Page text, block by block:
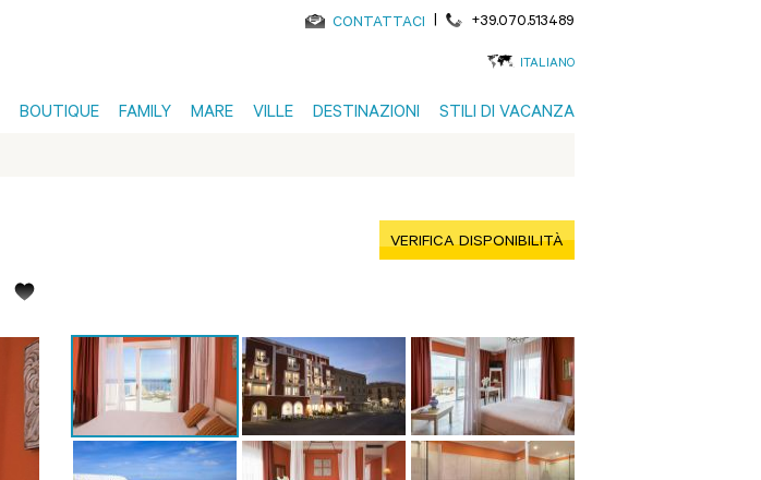
CONTATTACI | +39.070.513489
ITALIANO
BOUTIQUE FAMILY MARE VILLE DESTINAZIONI STILI DI VACANZA
VERIFICA DISPONIBILITÀ